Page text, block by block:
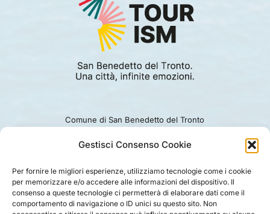
Gestisci Consenso Cookie
Per fornire le migliori esperienze, utilizziamo tecnologie come i cookie
per memorizzare e/o accedere alle informazioni del dispositivo. Il
consenso a queste tecnologie ci permetterà di elaborare dati come il
comportamento di navigazione o ID unici su questo sito. Non
Comune di San Benedetto del Tronto
Ufficio turismo: 0735.794229
PRIVACY |COOKIE | LEGAL |DISCLAIMER